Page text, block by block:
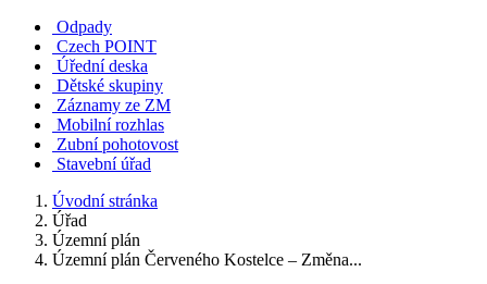
Odpady
Czech POINT
Úřední deska
Dětské skupiny
Záznamy ze ZM
Mobilní rozhlas
Zubní pohotovost
Stavební úřad
Úvodní stránka
Úřad
Územní plán
Územní plán Červeného Kostelce – Změna...